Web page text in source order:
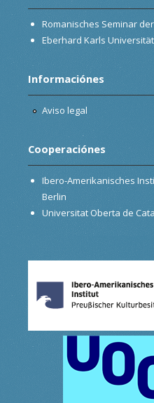
Romanisches Seminar
Eberhard Karls
Informaciónes
Aviso legal
Cooperaciónes
Ibero-Amerikanisches
Berlin
Universitat Oberta de